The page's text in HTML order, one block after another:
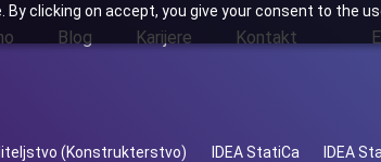
clicking on accept, you give your consent to the
Blog Karijere Kontakt
(Konstrukterstvo) IDEA StatiCa IDEA